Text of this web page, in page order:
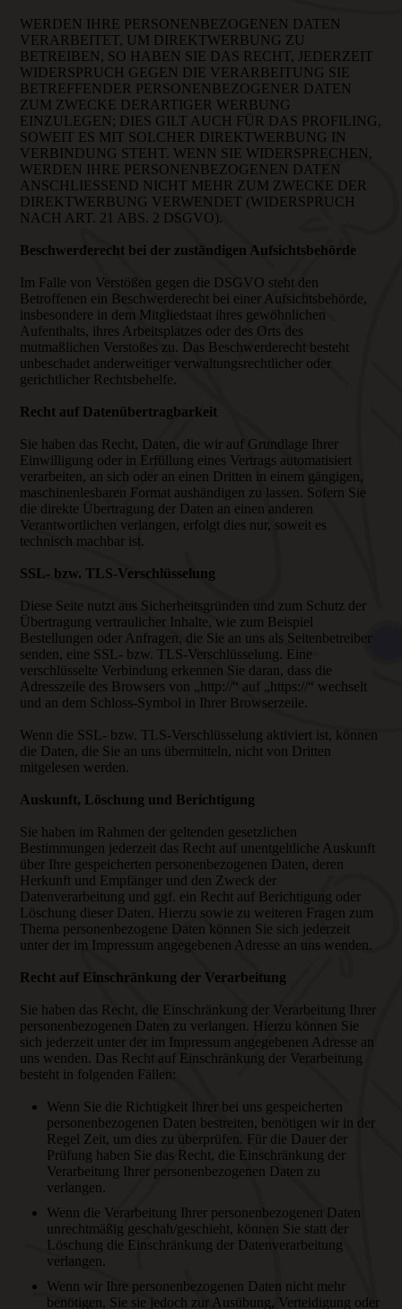
WERDEN IHRE PERSONENBEZOGENEN DATEN
VERARBEITET, UM DIREKTWERBUNG ZU
BETREIBEN, SO HABEN SIE DAS RECHT, JEDERZEIT
WIDERSPRUCH GEGEN DIE VERARBEITUNG SIE
BETREFFENDER PERSONENBEZOGENER DATEN
ZUM ZWECKE DERARTIGER WERBUNG
EINZULEGEN; DIES GILT AUCH FÜR DAS PROFILING,
SOWEIT ES MIT SOLCHER DIREKTWERBUNG IN
VERBINDUNG STEHT. WENN SIE WIDERSPRECHEN,
WERDEN IHRE PERSONENBEZOGENEN DATEN
ANSCHLIESSEND NICHT MEHR ZUM ZWECKE DER
DIREKTWERBUNG VERWENDET (WIDERSPRUCH
NACH ART. 21 ABS. 2 DSGVO).
Beschwerderecht bei der zuständigen Aufsichtsbehörde
Im Falle von Verstößen gegen die DSGVO steht den
Betroffenen ein Beschwerderecht bei einer Aufsichtsbehörde,
insbesondere in dem Mitgliedstaat ihres gewöhnlichen
Aufenthalts, ihres Arbeitsplatzes oder des Orts des
mutmaßlichen Verstoßes zu. Das Beschwerderecht besteht
unbeschadet anderweitiger verwaltungsrechtlicher oder
gerichtlicher Rechtsbehelfe.
Recht auf Datenübertragbarkeit
Sie haben das Recht, Daten, die wir auf Grundlage Ihrer
Einwilligung oder in Erfüllung eines Vertrags automatisiert
verarbeiten, an sich oder an einen Dritten in einem gängigen,
maschinenlesbaren Format aushändigen zu lassen. Sofern Sie
die direkte Übertragung der Daten an einen anderen
Verantwortlichen verlangen, erfolgt dies nur, soweit es
technisch machbar ist.
SSL- bzw. TLS-Verschlüsselung
Diese Seite nutzt aus Sicherheitsgründen und zum Schutz der
Übertragung vertraulicher Inhalte, wie zum Beispiel
Bestellungen oder Anfragen, die Sie an uns als Seitenbetreiber
senden, eine SSL- bzw. TLS-Verschlüsselung. Eine
verschlüsselte Verbindung erkennen Sie daran, dass die
Adresszeile des Browsers von „http://“ auf „https://“ wechselt
und an dem Schloss-Symbol in Ihrer Browserzeile.
Wenn die SSL- bzw. TLS-Verschlüsselung aktiviert ist, können
die Daten, die Sie an uns übermitteln, nicht von Dritten
mitgelesen werden.
Auskunft, Löschung und Berichtigung
Sie haben im Rahmen der geltenden gesetzlichen
Bestimmungen jederzeit das Recht auf unentgeltliche Auskunft
über Ihre gespeicherten personenbezogenen Daten, deren
Herkunft und Empfänger und den Zweck der
Datenverarbeitung und ggf. ein Recht auf Berichtigung oder
Löschung dieser Daten. Hierzu sowie zu weiteren Fragen zum
Thema personenbezogene Daten können Sie sich jederzeit
unter der im Impressum angegebenen Adresse an uns wenden.
Recht auf Einschränkung der Verarbeitung
Sie haben das Recht, die Einschränkung der Verarbeitung Ihrer
personenbezogenen Daten zu verlangen. Hierzu können Sie
sich jederzeit unter der im Impressum angegebenen Adresse an
uns wenden. Das Recht auf Einschränkung der Verarbeitung
besteht in folgenden Fällen:
Wenn Sie die Richtigkeit Ihrer bei uns gespeicherten
personenbezogenen Daten bestreiten, benötigen wir in der
Regel Zeit, um dies zu überprüfen. Für die Dauer der
Prüfung haben Sie das Recht, die Einschränkung der
Verarbeitung Ihrer personenbezogenen Daten zu
verlangen.
Wenn die Verarbeitung Ihrer personenbezogenen Daten
unrechtmäßig geschah/geschieht, können Sie statt der
Löschung die Einschränkung der Datenverarbeitung
verlangen.
Wenn wir Ihre personenbezogenen Daten nicht mehr
benötigen, Sie sie jedoch zur Ausübung, Verteidigung oder